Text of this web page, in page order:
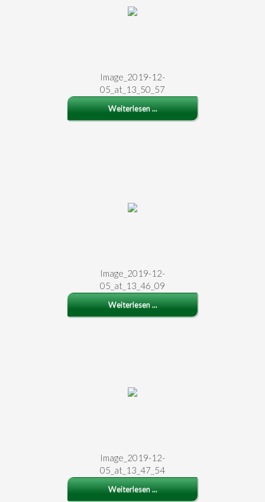
Image_2019-12-
05_at_13_50_57
Weiterlesen ...
Image_2019-12-
05_at_13_46_09
Weiterlesen ...
Image_2019-12-
05_at_13_47_54
Weiterlesen ...